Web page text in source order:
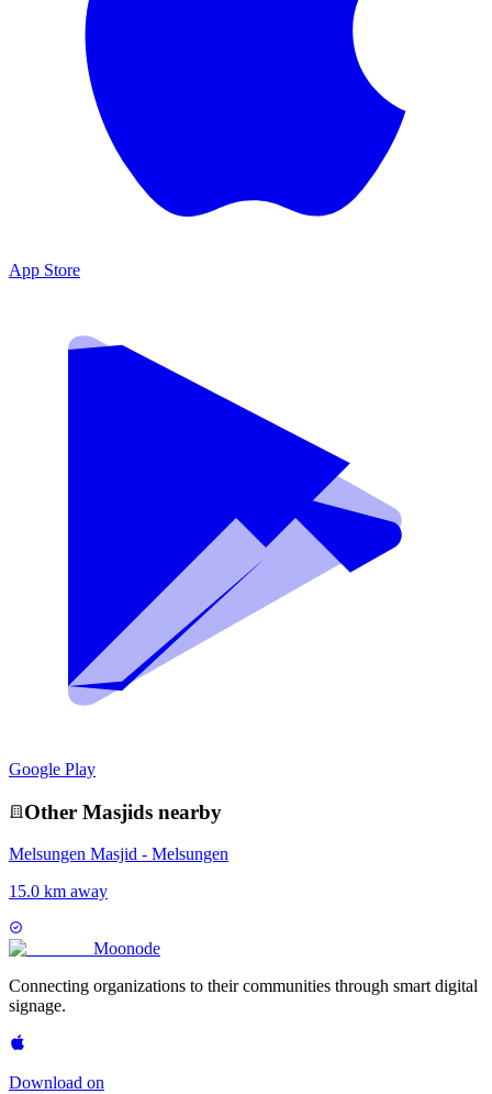
App Store
Google Play
Other Masjids nearby
Melsungen Masjid - Melsungen
15.0 km away
Moonode
Connecting organizations to their communities through smart digital
signage.
Download on